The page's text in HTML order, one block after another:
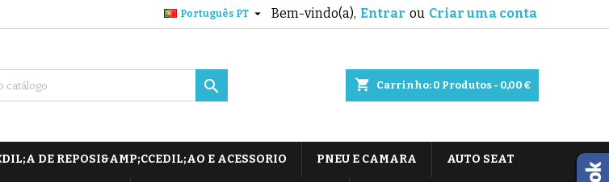
Bem-vindo(a), Entrar ou Criar uma conta
Português PT 
shopping_cart Carrinho: 0 Produtos - 0,00 €

DE REPOSI&AMP;CCEDIL;AO E ACESSORIO PNEU E CAMARA AUTO SEAT